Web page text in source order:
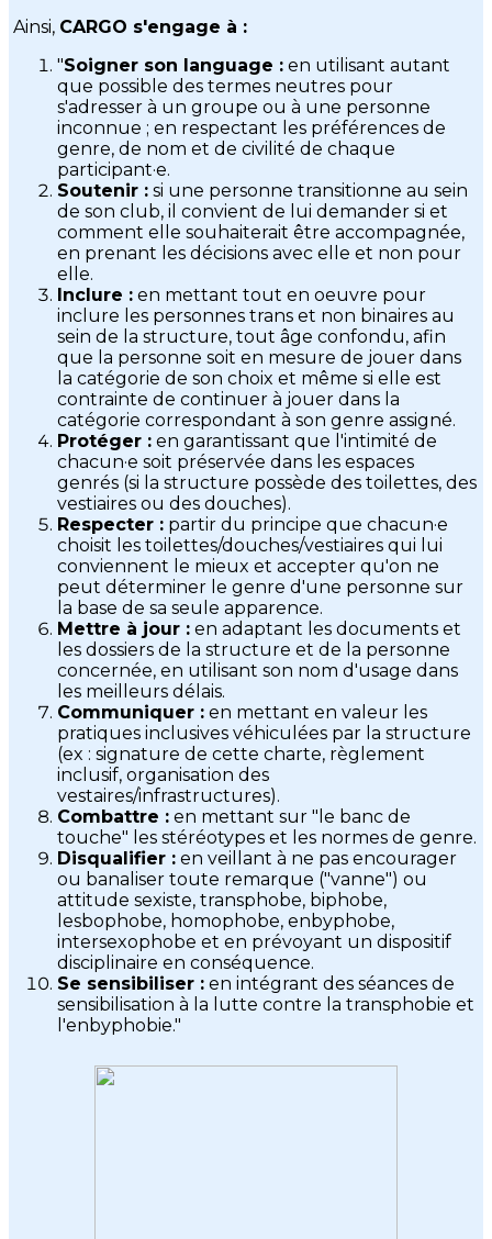
Ainsi, CARGO s'engage à :
"Soigner son language : en utilisant autant
que possible des termes neutres pour
s'adresser à un groupe ou à une personne
inconnue ; en respectant les préférences de
genre, de nom et de civilité de chaque
participant·e.
Soutenir : si une personne transitionne au sein
de son club, il convient de lui demander si et
comment elle souhaiterait être accompagnée,
en prenant les décisions avec elle et non pour
elle.
Inclure : en mettant tout en oeuvre pour
inclure les personnes trans et non binaires au
sein de la structure, tout âge confondu, afin
que la personne soit en mesure de jouer dans
la catégorie de son choix et même si elle est
contrainte de continuer à jouer dans la
catégorie correspondant à son genre assigné.
Protéger : en garantissant que l'intimité de
chacun·e soit préservée dans les espaces
genrés (si la structure possède des toilettes, des
vestiaires ou des douches).
Respecter : partir du principe que chacun·e
choisit les toilettes/douches/vestiaires qui lui
conviennent le mieux et accepter qu'on ne
peut déterminer le genre d'une personne sur
la base de sa seule apparence.
Mettre à jour : en adaptant les documents et
les dossiers de la structure et de la personne
concernée, en utilisant son nom d'usage dans
les meilleurs délais.
Communiquer : en mettant en valeur les
pratiques inclusives véhiculées par la structure
(ex : signature de cette charte, règlement
inclusif, organisation des
vestaires/infrastructures).
Combattre : en mettant sur "le banc de
touche" les stéréotypes et les normes de genre.
Disqualifier : en veillant à ne pas encourager
ou banaliser toute remarque ("vanne") ou
attitude sexiste, transphobe, biphobe,
lesbophobe, homophobe, enbyphobe,
intersexophobe et en prévoyant un dispositif
disciplinaire en conséquence.
Se sensibiliser : en intégrant des séances de
sensibilisation à la lutte contre la transphobie et
l'enbyphobie."